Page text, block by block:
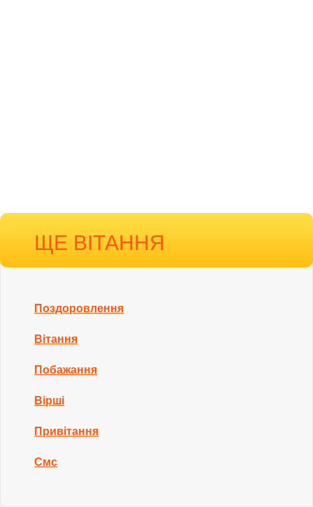
ЩЕ ВІТАННЯ
Поздоровлення
Вітання
Побажання
Вірші
Привітання
Смс